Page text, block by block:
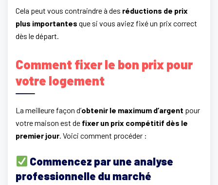
Cela peut vous contraindre à des réductions de prix
plus importantes que si vous aviez fixé un prix correct
dès le départ.
Comment fixer le bon prix pour
votre logement
La meilleure façon d’obtenir le maximum d’argent pour
votre maison est de fixer un prix compétitif dès le
premier jour . Voici comment procéder :
Commencez par une analyse
professionnelle du marché